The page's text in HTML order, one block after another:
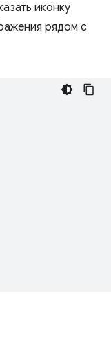
иконку
рядом с